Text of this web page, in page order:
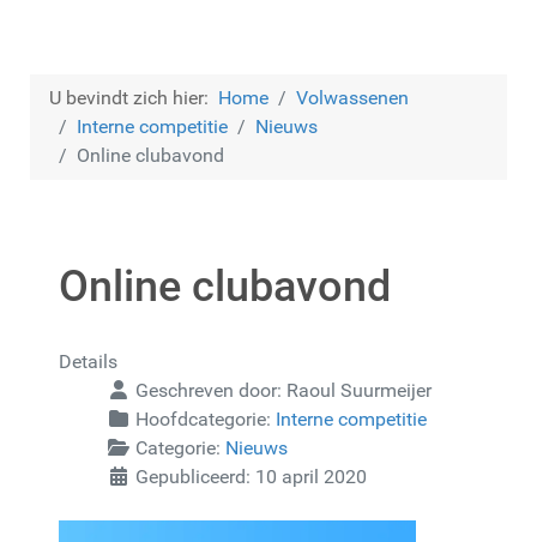
U bevindt zich hier: Home
Volwassenen
Interne competitie
Nieuws
Online clubavond
Online clubavond
Details
Geschreven door: Raoul Suurmeijer
Hoofdcategorie: Interne competitie
Categorie: Nieuws
Gepubliceerd: 10 april 2020